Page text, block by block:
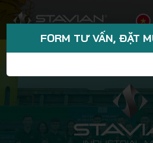
FORM TƯ VẤN, ĐẶT